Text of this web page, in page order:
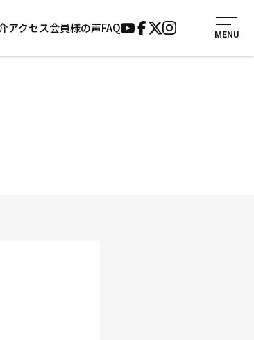
アクセス会員様の声FAQ MENU